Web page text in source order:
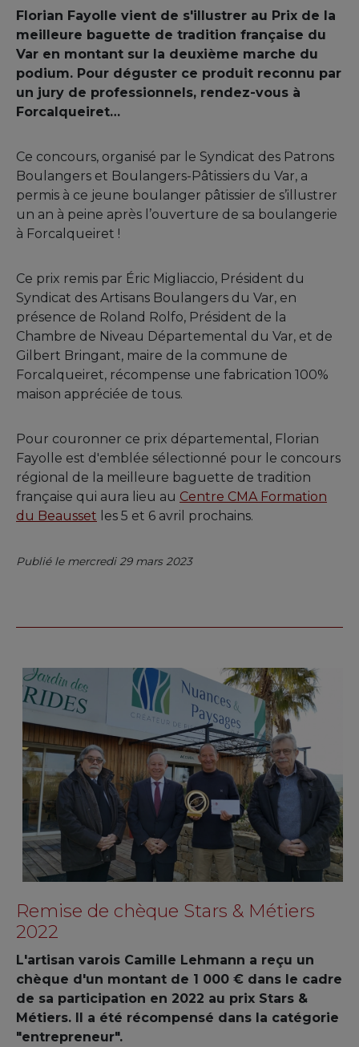
Florian Fayolle vient de s'illustrer au Prix de la
meilleure baguette de tradition française du
Var en montant sur la deuxième marche du
podium. Pour déguster ce produit reconnu par
un jury de professionnels, rendez-vous à
Forcalqueiret…
Ce concours, organisé par le Syndicat des Patrons
Boulangers et Boulangers-Pâtissiers du Var, a
permis à ce jeune boulanger pâtissier de s’illustrer
un an à peine après l’ouverture de sa boulangerie
à Forcalqueiret !
Ce prix remis par Éric Migliaccio, Président du
Syndicat des Artisans Boulangers du Var, en
présence de Roland Rolfo, Président de la
Chambre de Niveau Départemental du Var, et de
Gilbert Bringant, maire de la commune de
Forcalqueiret, récompense une fabrication 100%
maison appréciée de tous.
Pour couronner ce prix départemental, Florian
Fayolle est d'emblée sélectionné pour le concours
régional de la meilleure baguette de tradition
française qui aura lieu au Centre CMA Formation
du Beausset les 5 et 6 avril prochains.
Publié le mercredi 29 mars 2023
Remise de chèque Stars & Métiers
2022
L'artisan varois Camille Lehmann a reçu un
chèque d'un montant de 1 000 € dans le cadre
de sa participation en 2022 au prix Stars &
Métiers. Il a été récompensé dans la catégorie
"entrepreneur".